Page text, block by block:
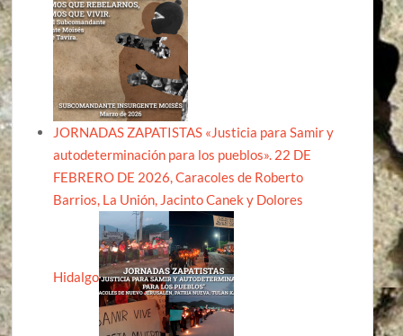
JORNADAS ZAPATISTAS «Justicia para Samir y
autodeterminación para los pueblos». 22 DE
FEBRERO DE 2026, Caracoles de Roberto
Barrios, La Unión, Jacinto Canek y Dolores
Hidalgo